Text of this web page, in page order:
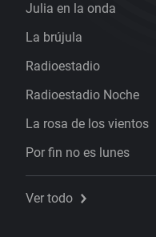
Julia en la onda
La brújula
Radioestadio
Radioestadio Noche
La rosa de los vientos
Por fin no es lunes
Ver todo